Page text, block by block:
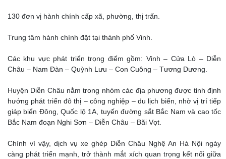
130 đơn vị hành chính cấp xã, phường, thị trấn.
Trung tâm hành chính đặt tại thành phố Vinh.
Các khu vực phát triển trọng điểm gồm: Vinh – Cửa Lò – Diễn
Châu – Nam Đàn – Quỳnh Lưu – Con Cuông – Tương Dương.
Huyện Diễn Châu nằm trong nhóm các địa phương được tỉnh định
hướng phát triển đô thị – công nghiệp – du lịch biển, nhờ vị trí tiếp
giáp biển Đông, Quốc lộ 1A, tuyến đường sắt Bắc Nam và cao tốc
Bắc Nam đoạn Nghi Sơn – Diễn Châu – Bãi Vọt.
Chính vì vậy, dịch vụ xe ghép Diễn Châu Nghệ An Hà Nội ngày
càng phát triển mạnh, trở thành mắt xích quan trọng kết nối giữa